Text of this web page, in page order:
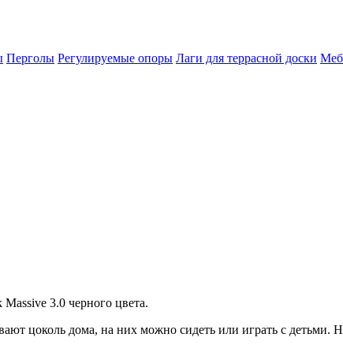
Перголы Регулируемые опоры Лаги для террасной доски
3.0 черного цвета.
цоколь дома, на них можно сидеть или играть с детьми.